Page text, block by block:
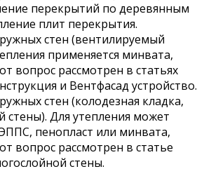
перекрытий по деревянным
плит перекрытия.
стен (вентилируемый
применяется минвата,
вопрос рассмотрен в статьях
и Вентфасад устройство.
стен (колодезная кладка,
стены). Для утепления может
пенопласт или минвата,
вопрос рассмотрен в статье
стены.